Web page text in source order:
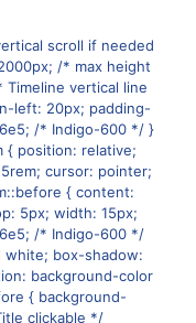
scroll if needed
/* max height
vertical line
left: 20px; padding-
/* Indigo-600 */ }
{ position: relative;
cursor: pointer;
{ content:
5px; width: 15px;
/* Indigo-600 */
white; box-shadow:
background-color
{ background-
clickable */